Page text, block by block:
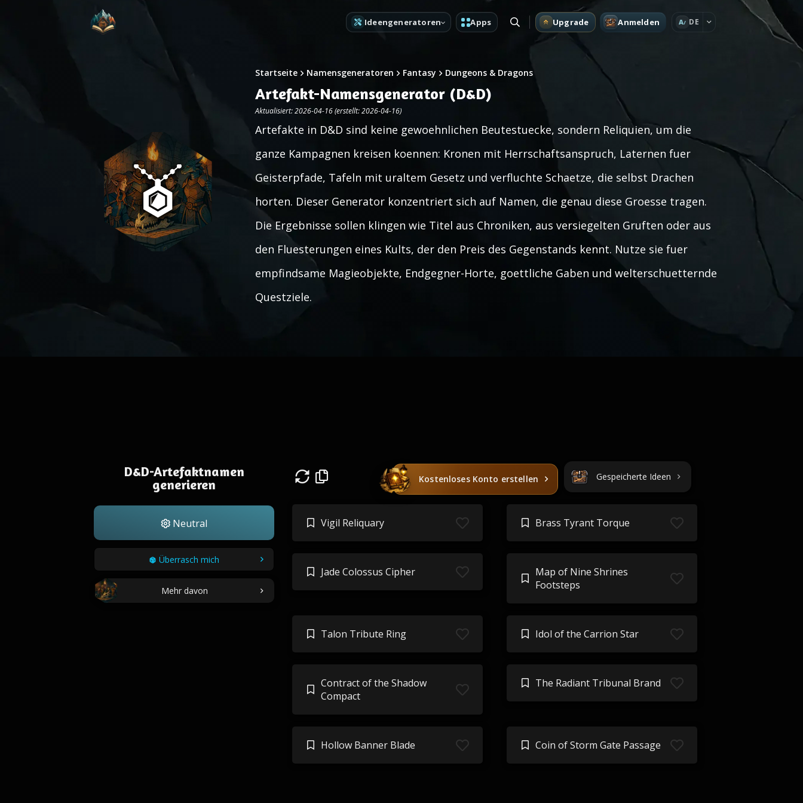
Ideengeneratoren Apps Upgrade Anmelden A DE
Startseite Namensgeneratoren Fantasy Dungeons & Dragons
Artefakt-Namensgenerator (D&D)
Aktualisiert: 2026-04-16 (erstellt: 2026-04-16)
Artefakte in D&D sind keine gewoehnlichen Beutestuecke, sondern Reliquien, um die
ganze Kampagnen kreisen koennen: Kronen mit Herrschaftsanspruch, Laternen fuer
Geisterpfade, Tafeln mit uraltem Gesetz und verfluchte Schaetze, die selbst Drachen
horten. Dieser Generator konzentriert sich auf Namen, die genau diese Groesse tragen.
Die Ergebnisse sollen klingen wie Titel aus Chroniken, aus versiegelten Gruften oder aus
den Fluesterungen eines Kults, der den Preis des Gegenstands kennt. Nutze sie fuer
empfindsame Magieobjekte, Endgegner-Horte, goettliche Gaben und welterschuetternde
Questziele.
D&D-Artefaktnamen
generieren
Neutral
Überrasch mich
Mehr davon
Kostenloses Konto erstellen Gespeicherte Ideen
Vigil Reliquary Brass Tyrant Torque
Jade Colossus Cipher
Map of Nine Shrines
Footsteps
Talon Tribute Ring Idol of the Carrion Star
Contract of the Shadow
Compact
The Radiant Tribunal Brand
Hollow Banner Blade Coin of Storm Gate Passage